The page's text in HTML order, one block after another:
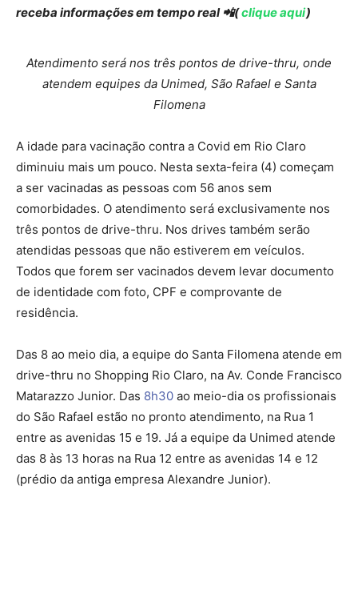
receba informações em tempo real 📲(clique aqui)
Atendimento será nos três pontos de drive-thru, onde
atendem equipes da Unimed, São Rafael e Santa
Filomena
A idade para vacinação contra a Covid em Rio Claro
diminuiu mais um pouco. Nesta sexta-feira (4) começam
a ser vacinadas as pessoas com 56 anos sem
comorbidades. O atendimento será exclusivamente nos
três pontos de drive-thru. Nos drives também serão
atendidas pessoas que não estiverem em veículos.
Todos que forem ser vacinados devem levar documento
de identidade com foto, CPF e comprovante de
residência.
Das 8 ao meio dia, a equipe do Santa Filomena atende em
drive-thru no Shopping Rio Claro, na Av. Conde Francisco
Matarazzo Junior. Das 8h30 ao meio-dia os profissionais
do São Rafael estão no pronto atendimento, na Rua 1
entre as avenidas 15 e 19. Já a equipe da Unimed atende
das 8 às 13 horas na Rua 12 entre as avenidas 14 e 12
(prédio da antiga empresa Alexandre Junior).